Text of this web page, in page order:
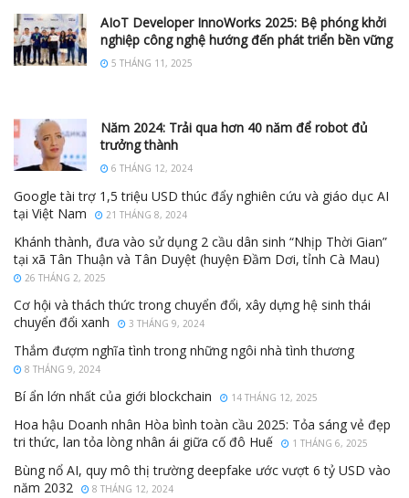
AIoT Developer InnoWorks 2025: Bệ phóng khởi
nghiệp công nghệ hướng đến phát triển bền vững
5 THÁNG 11, 2025
Năm 2024: Trải qua hơn 40 năm để robot đủ
trưởng thành
6 THÁNG 12, 2024
Google tài trợ 1,5 triệu USD thúc đẩy nghiên cứu và giáo dục AI
tại Việt Nam
21 THÁNG 8, 2024
Khánh thành, đưa vào sử dụng 2 cầu dân sinh “Nhịp Thời Gian”
tại xã Tân Thuận và Tân Duyệt (huyện Đầm Dơi, tỉnh Cà Mau)
26 THÁNG 2, 2025
Cơ hội và thách thức trong chuyển đổi, xây dựng hệ sinh thái
chuyển đổi xanh
3 THÁNG 9, 2024
Thắm đượm nghĩa tình trong những ngôi nhà tình thương
8 THÁNG 9, 2024
Bí ẩn lớn nhất của giới blockchain 14 THÁNG 12, 2025
Hoa hậu Doanh nhân Hòa bình toàn cầu 2025: Tỏa sáng vẻ đẹp
tri thức, lan tỏa lòng nhân ái giữa cố đô Huế
1 THÁNG 6, 2025
Bùng nổ AI, quy mô thị trường deepfake ước vượt 6 tỷ USD vào
năm 2032
8 THÁNG 12, 2024